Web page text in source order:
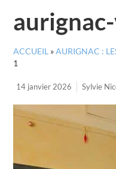
ACCUEIL »AURIGNAC :
1
14 janvier 2026 Sylvie